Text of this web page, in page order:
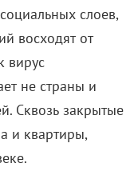
слоев,
восходят от
вирус
не страны и
Сквозь закрытые
и квартиры,